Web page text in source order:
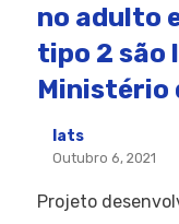
no adulto
tipo 2 são
Ministério
Iats
Outubro 6, 2021
Projeto